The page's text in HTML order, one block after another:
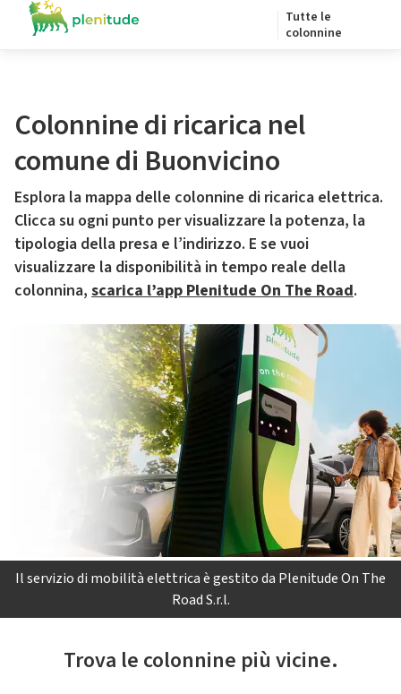
Tutte le
colonnine
Colonnine di ricarica nel
comune di Buonvicino
Esplora la mappa delle colonnine di ricarica elettrica.
Clicca su ogni punto per visualizzare la potenza, la
tipologia della presa e l’indirizzo. E se vuoi
visualizzare la disponibilità in tempo reale della
colonnina, scarica l’app Plenitude On The Road.
Il servizio di mobilità elettrica è gestito da Plenitude On The
Road S.r.l.
Trova le colonnine più vicine.